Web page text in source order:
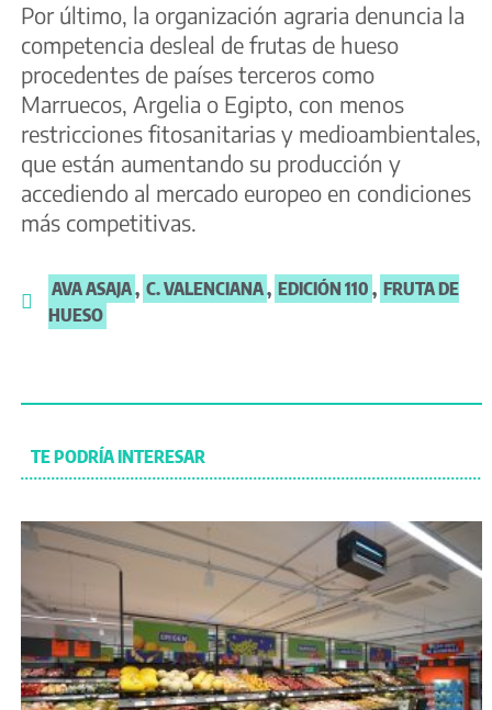
Por último, la organización agraria denuncia la
competencia desleal de frutas de hueso
procedentes de países terceros como
Marruecos, Argelia o Egipto, con menos
restricciones fitosanitarias y medioambientales,
que están aumentando su producción y
accediendo al mercado europeo en condiciones
más competitivas.
AVA ASAJA, C. VALENCIANA, EDICIÓN 110 , FRUTA DE
HUESO
TE PODRÍA INTERESAR